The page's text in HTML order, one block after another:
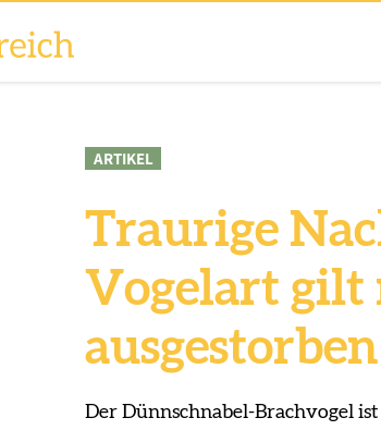
ARTIKEL
Traurige
Vogelart gilt
ausgestorben
Der Dünnschnabel-Brachvogel